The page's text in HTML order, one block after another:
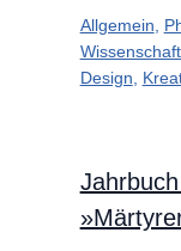
Allgemein
Design